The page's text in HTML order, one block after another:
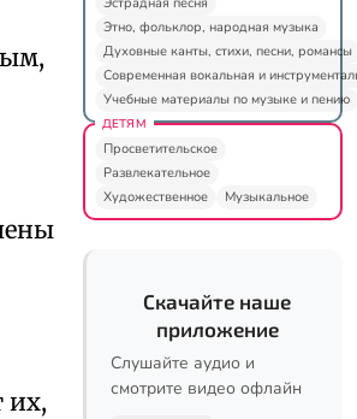
их,
Этно, фольклор, народная музыка
Духовные канты, стихи, песни, романсы
Современная вокальная и
Учебные материалы по музыке и пению
ДЕТЯМ
Просветительское
Развлекательное
Художественное
Музыкальное
Скачайте наше
приложение
Слушайте аудио и
смотрите видео офлайн